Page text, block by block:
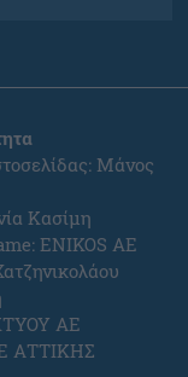
Μάνος
Κασίμη
ENIKOS AE
ΑΕ
ΑΤΤΙΚΗΣ